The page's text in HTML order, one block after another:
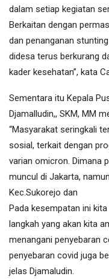
dalam setiap kegiatan
Berkaitan dengan
dan penanganan
didesa terus berkurang
kader kesehatan”, kata
Sementara itu Kepala
Djamalludin,, SKM, MM
“Masyarakat seringkali
sosial, terkait dengan
varian omicron. Dimana
muncul di Jakarta,
Kec.Sukorejo dan
Pada kesempatan ini
langkah yang akan kita
menangani penyebaran
penyebaran covid juga
jelas Djamaludin.